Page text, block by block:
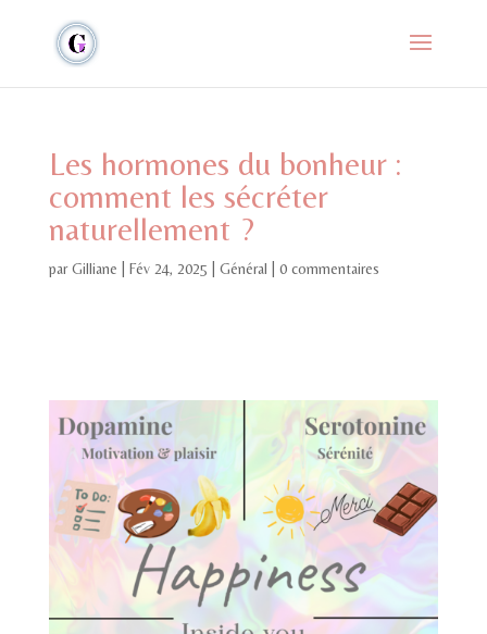
Les hormones du bonheur :
comment les sécréter
naturellement ?
parGilliane Fév 24, 2025 Général 0 commentaires